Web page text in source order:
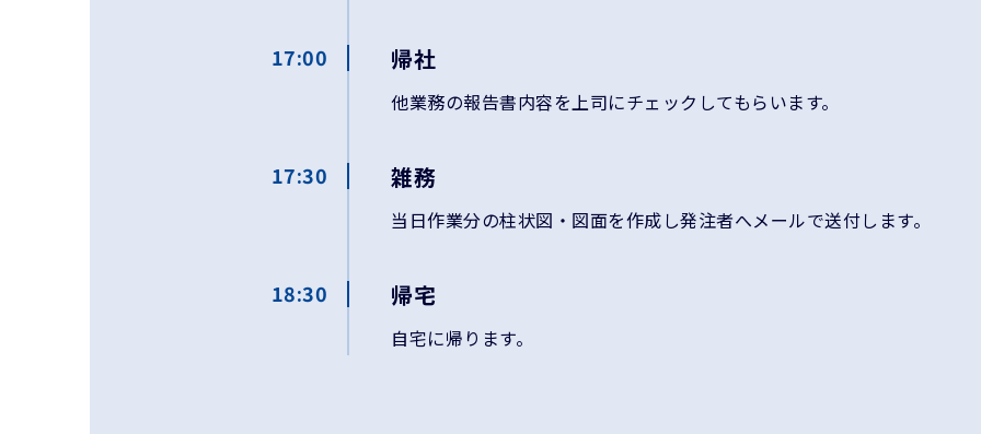
17:00 帰社
他業務の報告書内容を上司にチェックしてもらいます。
17:30 雑務
当日作業分の柱状図・図面を作成し発注者へメールで送付します。
18:30 帰宅
自宅に帰ります。